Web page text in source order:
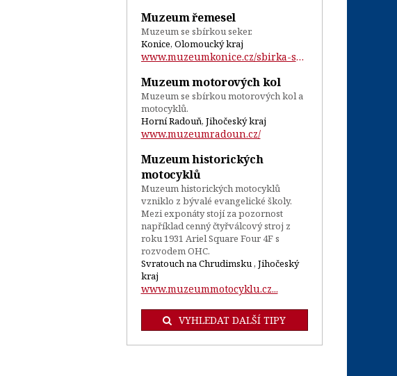
Muzeum řemesel
Muzeum se sbírkou seker.
Konice, Olomoucký kraj
www.muzeumkonice.cz/sbirka-seker...
Muzeum motorových kol
Muzeum se sbírkou motorových kol a
motocyklů.
Horní Radouň, Jihočeský kraj
www.muzeumradoun.cz/
Muzeum historických
motocyklů
Muzeum historických motocyklů
vzniklo z bývalé evangelické školy.
Mezi exponáty stojí za pozornost
například cenný čtyřválcový stroj z
roku 1931 Ariel Square Four 4F s
rozvodem OHC.
Svratouch na Chrudimsku , Jihočeský
kraj
www.muzeummotocyklu.cz...
VYHLEDAT DALŠÍ TIPY